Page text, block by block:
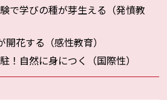
で学びの種が芽生える（発憤教
花する（感性教育）
！自然に身につく（国際性）